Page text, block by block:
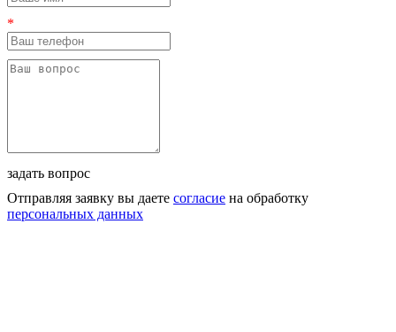
*
задать вопрос
Отправляя заявку вы даете согласие на обработку
персональных данных